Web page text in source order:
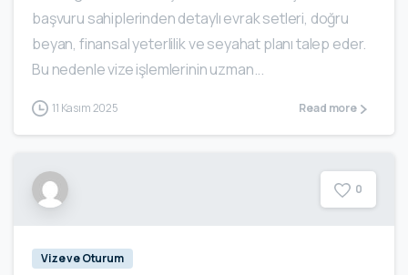
başvuru sahiplerinden detaylı evrak setleri, doğru
beyan, finansal yeterlilik ve seyahat planı talep eder.
Bu nedenle vize işlemlerinin uzman...
11 Kasım 2025 Read more
0
Vize ve Oturum